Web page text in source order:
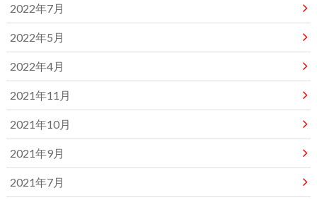
2022年7月
2022年5月
2022年4月
2021年11月
2021年10月
2021年9月
2021年7月